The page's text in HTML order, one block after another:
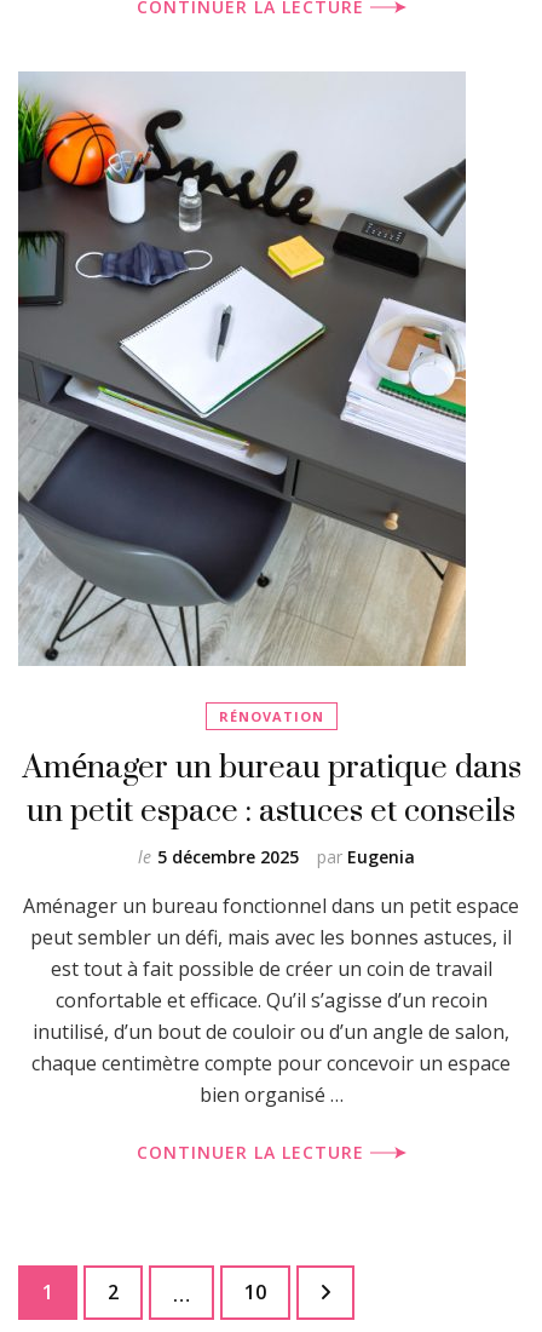
CONTINUER LA LECTURE
RÉNOVATION
Aménager un bureau pratique dans
un petit espace : astuces et conseils
par Eugenia
le 5 décembre 2025
Aménager un bureau fonctionnel dans un petit espace
peut sembler un défi, mais avec les bonnes astuces, il
est tout à fait possible de créer un coin de travail
confortable et efficace. Qu’il s’agisse d’un recoin
inutilisé, d’un bout de couloir ou d’un angle de salon,
chaque centimètre compte pour concevoir un espace
bien organisé …
CONTINUER LA LECTURE
Pagination
des
Page
1 Page
2 … Page
10